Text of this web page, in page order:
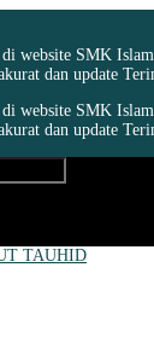
di website SMK
dan update
di website SMK
dan update